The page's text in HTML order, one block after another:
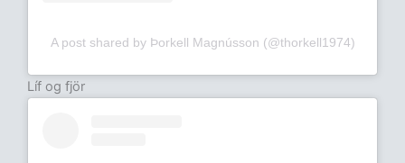
A post shared by Þorkell Magnússon (@thorkell1974)
Líf og fjör